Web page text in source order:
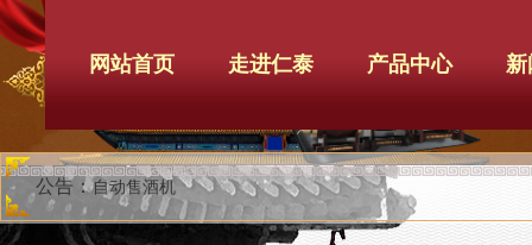
网站首页 走进仁泰 产品中心 新
公告：自动售酒机